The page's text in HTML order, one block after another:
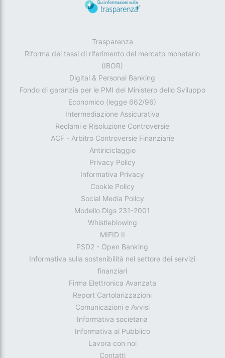
Trasparenza
Riforma dei tassi di riferimento del mercato monetario
(IBOR)
Digital & Personal Banking
Fondo di garanzia per le PMI del Ministero dello Sviluppo
Economico (legge 662/96)
Intermediazione Assicurativa
Reclami e Risoluzione Controversie
ACF - Arbitro Controversie Finanziarie
Antiriciclaggio
Privacy Policy
Informativa Privacy
Cookie Policy
Social Media Policy
Modello Dlgs 231-2001
Whistleblowing
MIFID II
PSD2 - Open Banking
Informativa sulla sostenibilità nel settore dei servizi
finanziari
Firma Elettronica Avanzata
Report Cartolarizzazioni
Comunicazioni e Avvisi
Informativa societaria
Informativa al Pubblico
Lavora con noi
Contatti